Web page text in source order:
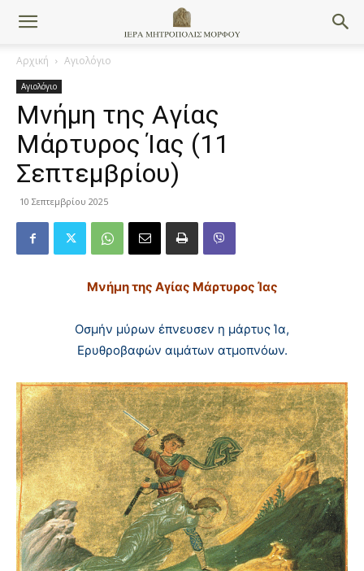
Αρχική Αγιολόγιο
Αγιολόγιο
Μνήμη της Aγίας
Mάρτυρος Ίας (11
Σεπτεμβρίου)
10 Σεπτεμβρίου 2025
Μνήμη της Aγίας Mάρτυρος Ίας
Oσμήν μύρων έπνευσεν η μάρτυς Ία,
Eρυθροβαφών αιμάτων ατμοπνόων.